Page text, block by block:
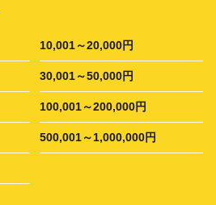
10,001～20,000円
30,001～50,000円
100,001～200,000円
500,001～1,000,000円